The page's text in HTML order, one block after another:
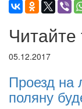
Читайте
05.12.2017
Проезд на
поляну